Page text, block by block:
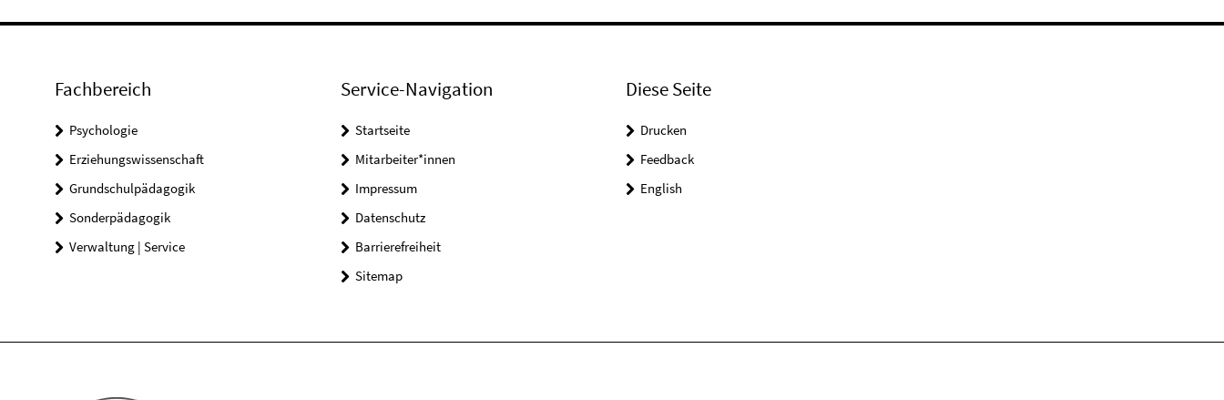
Fachbereich
Psychologie
Erziehungswissenschaft
Grundschulpädagogik
Sonderpädagogik
Verwaltung | Service
Service-Navigation
Startseite
Mitarbeiter*innen
Impressum
Datenschutz
Barrierefreiheit
Sitemap
Diese Seite
Drucken
Feedback
English